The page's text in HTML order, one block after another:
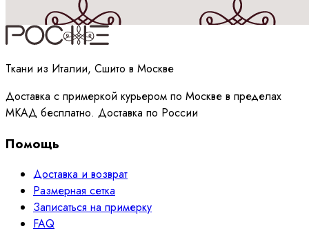
Принимаюполитикуобработки данных
Ткани из Италии, Сшито в Москве
Доставка с примеркой курьером по Москве в пределах
МКАД бесплатно. Доставка по России
Помощь
Доставка и возврат
Размерная сетка
Записаться на примерку
FAQ